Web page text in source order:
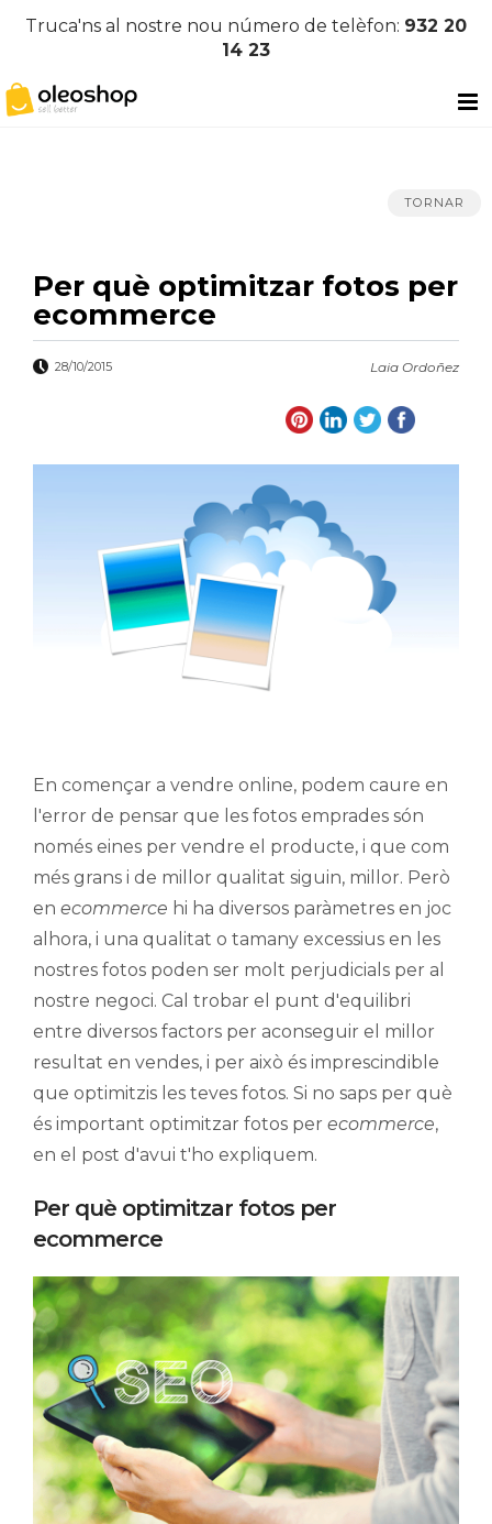
Truca'ns al nostre nou número de telèfon: 932 20
14 23
TORNAR
Per què optimitzar fotos per
ecommerce
Laia Ordoñez
28/10/2015
En començar a vendre online, podem caure en
l'error de pensar que les fotos emprades són
només eines per vendre el producte, i que com
més grans i de millor qualitat siguin, millor. Però
en ecommerce hi ha diversos paràmetres en joc
alhora, i una qualitat o tamany excessius en les
nostres fotos poden ser molt perjudicials per al
nostre negoci. Cal trobar el punt d'equilibri
entre diversos factors per aconseguir el millor
resultat en vendes, i per això és imprescindible
que optimitzis les teves fotos. Si no saps per què
és important optimitzar fotos per ecommerce,
en el post d'avui t'ho expliquem.
Per què optimitzar fotos per
ecommerce